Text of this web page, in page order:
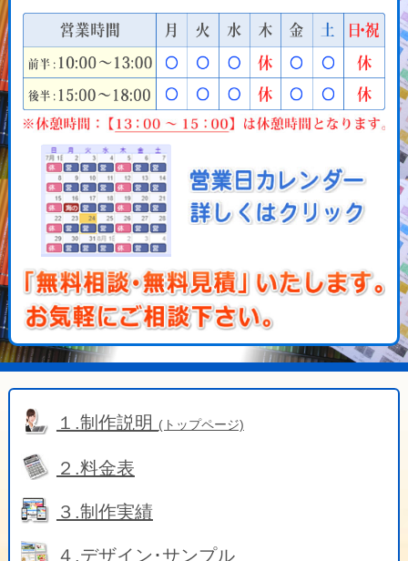
１.制作説明 (トップページ)
２.料金表
３.制作実績
４.デザイン･サンプル